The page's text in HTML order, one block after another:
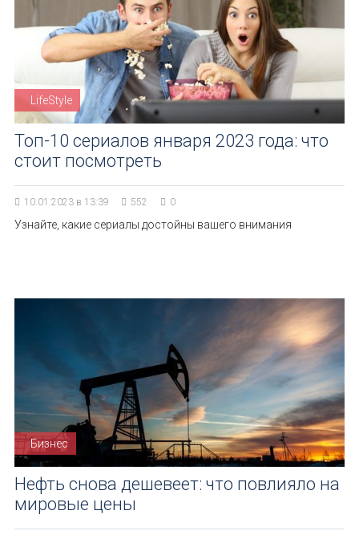
LifeStyle
Топ-10 сериалов января 2023 года: что
стоит посмотреть
10.01.2023 в 13:39 552 0
Узнайте, какие сериалы достойны вашего внимания
Бизнес
Нефть снова дешевеет: что повлияло на
мировые цены